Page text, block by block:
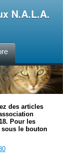
N.A.L.A.
des articles
Pour les
le bouton